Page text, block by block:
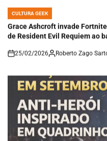
POSTED
IN
CULTURA GEEK
Grace Ashcroft invade
de Resident Evil Requiem ao
on
25/02/2026 Roberto Zago